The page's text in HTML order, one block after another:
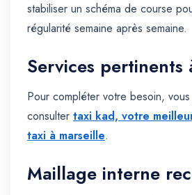
stabiliser un schéma de course
régularité semaine après semaine.
Services pertinents
Pour compléter votre besoin,
consulter taxi kad, votre
taxi à marseille.
Maillage interne